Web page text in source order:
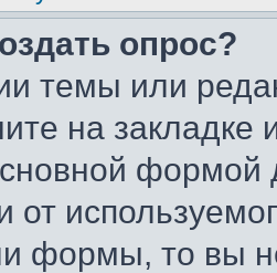
опрос?
темы или
на
формой
от
формы, то вы